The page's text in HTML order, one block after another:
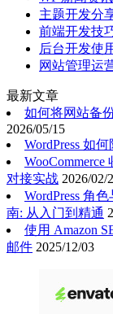
主题开发分
前端开发技
后台开发使
网站管理运
最新文章
如何将网站备
2026/05/15
WordPress 如
对接实战 2026/02/
WordPress 角
南: 从入门到精通
使用 Amazon
邮件 2025/12/03